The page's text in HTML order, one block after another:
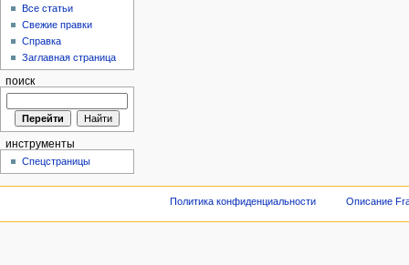
Все статьи
Свежие правки
Справка
Заглавная страница
поиск
инструменты
Спецстраницы
Политика конфиденциальности Описание